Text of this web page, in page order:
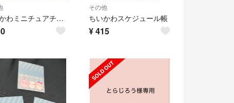
ちいかわミニチュアチョコチャーム くりまんじゅう
その他
ちいかわスケジュール帳
¥415